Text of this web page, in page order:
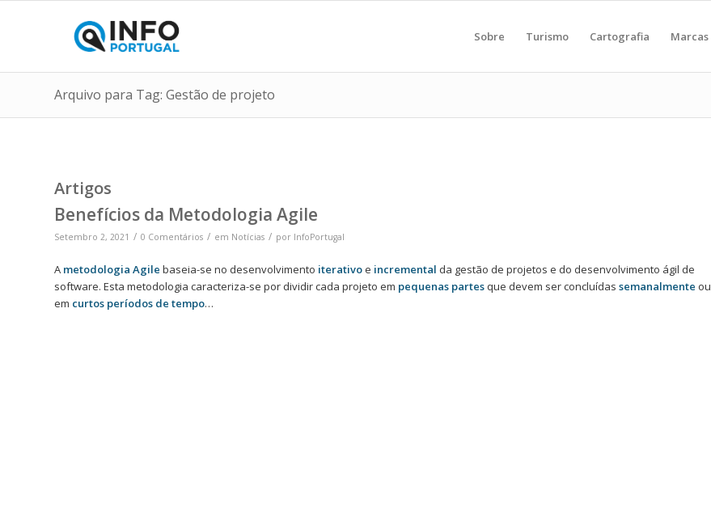
Sobre Turismo Cartografia Marcas
Arquivo para Tag: Gestão de projeto
Artigos
Benefícios da Metodologia Agile
Setembro 2, 2021 / 0 Comentários / em Notícias / por InfoPortugal
A metodologia Agile baseia-se no desenvolvimento iterativoe incremental da gestão de projetos e do desenvolvimento ágil de
software. Esta metodologia caracteriza-se por dividir cada projeto em pequenas partesque devem ser concluídas semanalmente ou
em curtos períodos de tempo…